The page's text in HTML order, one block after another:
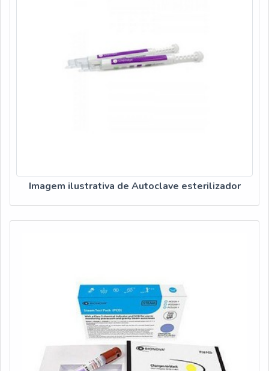
Imagem ilustrativa de Autoclave esterilizador